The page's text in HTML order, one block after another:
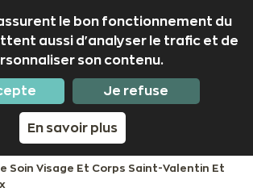
le bon fonctionnement du
aussi d'analyser le trafic et de
son contenu.
Je refuse
En savoir plus
Soin Visage Et Corps Saint-Valentin Et